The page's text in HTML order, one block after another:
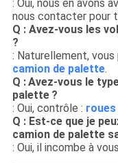
: Oui, nous en avons
nous contacter pour
Q : Avez-vous les
?
: Naturellement,
camion de palette.
Q :Avez-vous le
palette ?
: Oui, contrôle : roues
Q : Est-ce que je
camion de palette
: Oui, il incombe à